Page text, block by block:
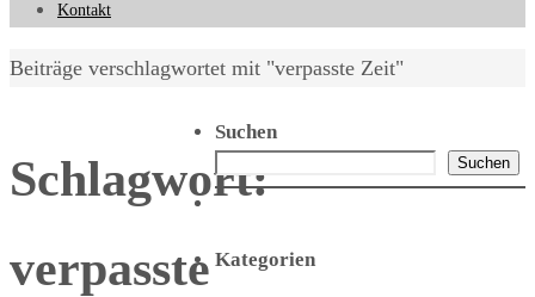
Kontakt
Start
Beiträge verschlagwortet mit "verpasste Zeit"
Schlagwort:
verpasste
Suchen
Suchen
Kategorien